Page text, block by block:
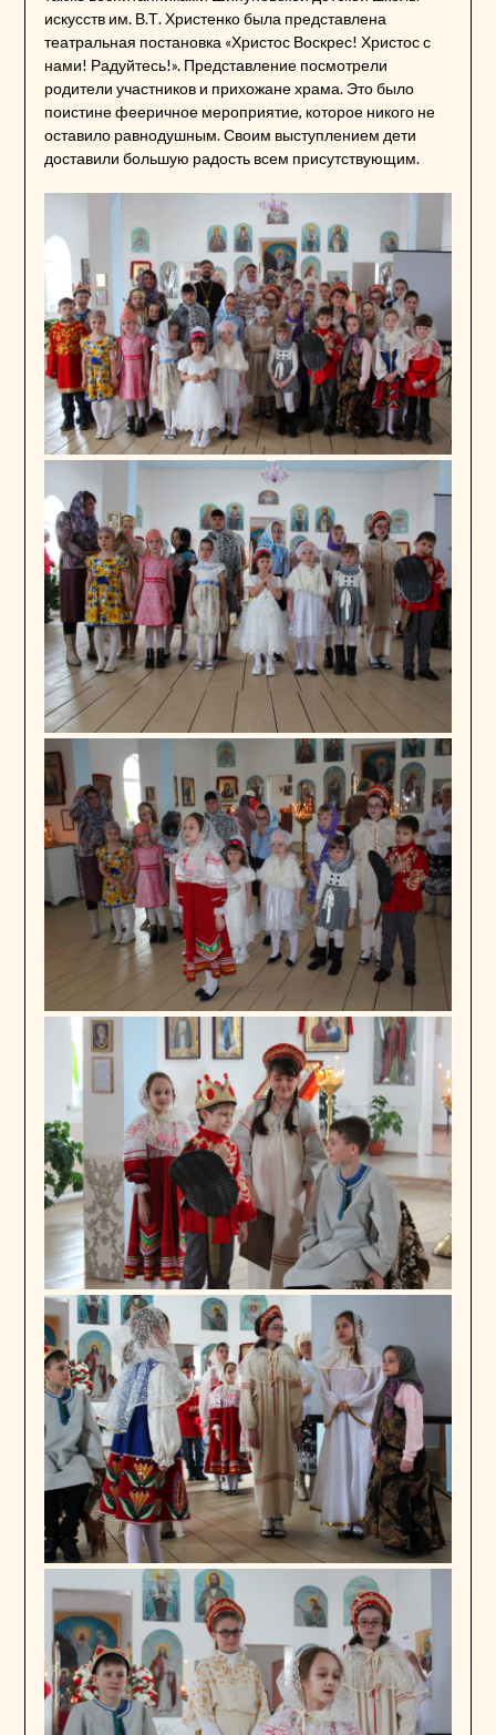
искусств им. В.Т. Христенко была представлена
театральная постановка «Христос Воскрес! Христос с
нами! Радуйтесь!». Представление посмотрели
родители участников и прихожане храма. Это было
поистине фееричное мероприятие, которое никого не
оставило равнодушным. Своим выступлением дети
доставили большую радость всем присутствующим.